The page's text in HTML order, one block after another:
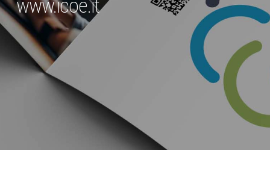
www.icoe.it